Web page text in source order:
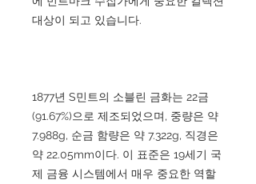
대상이 되고 있습니다.
1877년 S민트의 소블린 금화는 22금
(91.67%)으로 제조되었으며, 중량은 약
7.988g, 순금 함량은 약 7.322g, 직경은
약 22.05mm이다. 이 표준은 19세기 국
제 금융 시스템에서 매우 중요한 역할